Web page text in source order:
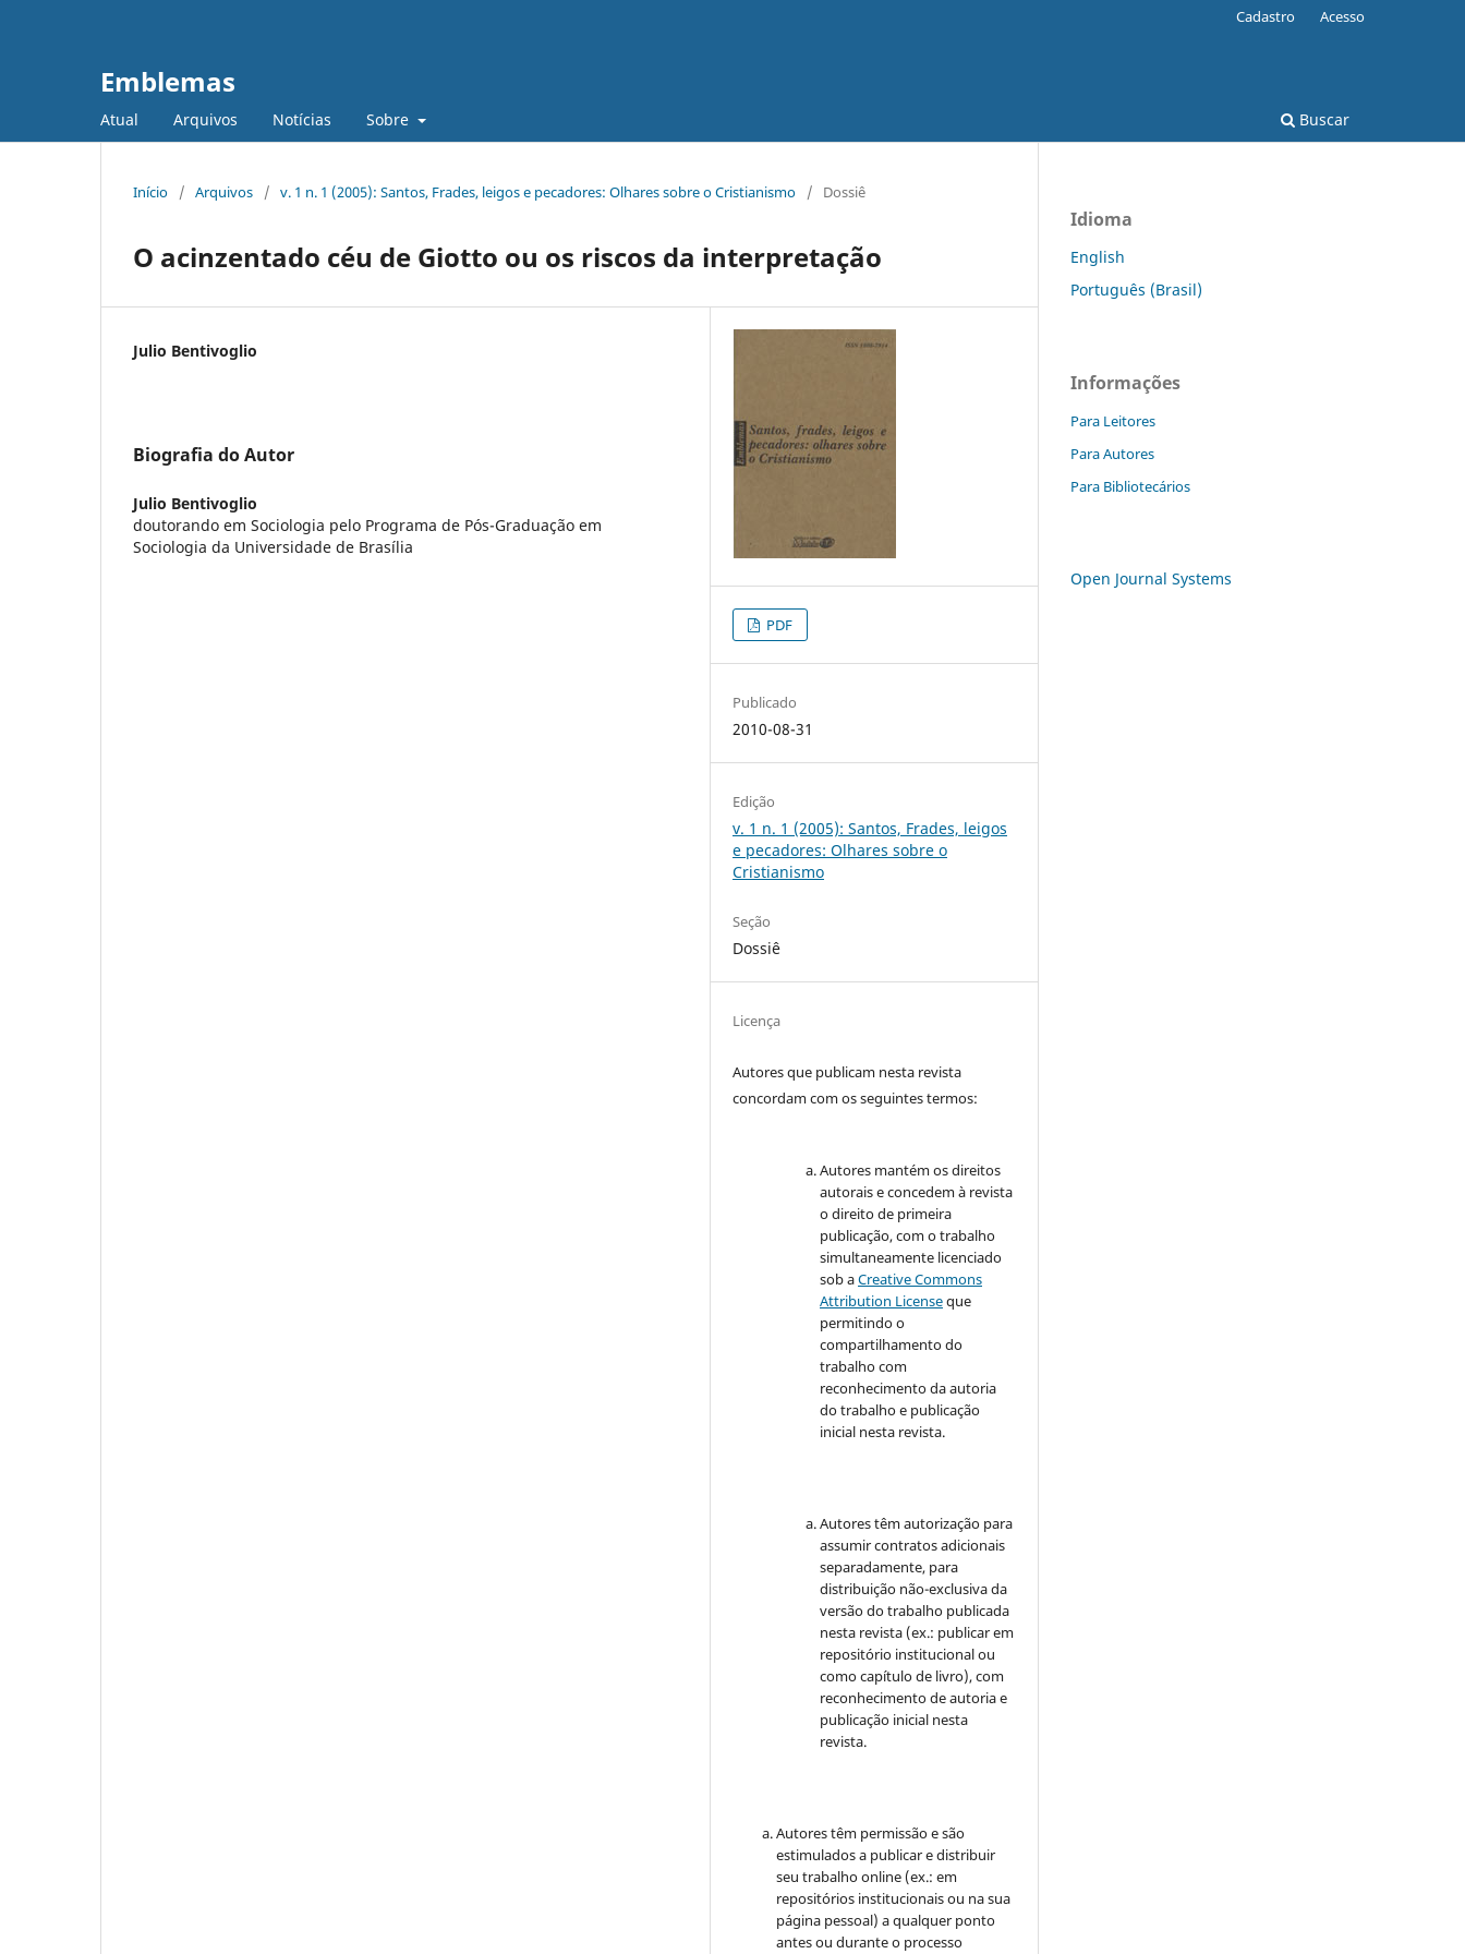
Emblemas
Atual Arquivos Notícias Sobre Buscar
Cadastro Acesso
Início / Arquivos / v. 1 n. 1 (2005): Santos, Frades, leigos e pecadores: Olhares sobre o Cristianismo / Dossiê
O acinzentado céu de Giotto ou os riscos da interpretação
Julio Bentivoglio
Biografia do Autor
Julio Bentivoglio
doutorando em Sociologia pelo Programa de Pós-Graduação em
Sociologia da Universidade de Brasília
PDF
Publicado
2010-08-31
Edição
v. 1 n. 1 (2005): Santos, Frades, leigos
e pecadores: Olhares sobre o
Cristianismo
Seção
Dossiê
Licença
Autores que publicam nesta revista
concordam com os seguintes termos:
Autores mantém os direitos
autorais e concedem à revista
o direito de primeira
publicação, com o trabalho
simultaneamente licenciado
sob aCreative Commons
Attribution Licenseque
permitindo o
compartilhamento do
trabalho com
reconhecimento da autoria
do trabalho e publicação
inicial nesta revista.
Autores têm autorização para
assumir contratos adicionais
separadamente, para
distribuição não-exclusiva da
versão do trabalho publicada
nesta revista (ex.: publicar em
repositório institucional ou
como capítulo de livro), com
reconhecimento de autoria e
publicação inicial nesta
revista.
Autores têm permissão e são
estimulados a publicar e distribuir
seu trabalho online (ex.: em
repositórios institucionais ou na sua
página pessoal) a qualquer ponto
antes ou durante o processo
Idioma
English
Português (Brasil)
Informações
Para Leitores
Para Autores
Para Bibliotecários
Open Journal Systems